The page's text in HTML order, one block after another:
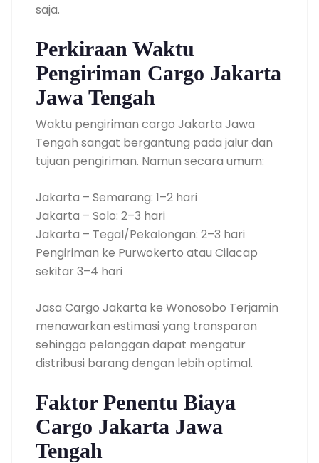
saja.
Perkiraan Waktu
Pengiriman Cargo Jakarta
Jawa Tengah
Waktu pengiriman cargo Jakarta Jawa
Tengah sangat bergantung pada jalur dan
tujuan pengiriman. Namun secara umum:
Jakarta – Semarang: 1–2 hari
Jakarta – Solo: 2–3 hari
Jakarta – Tegal/Pekalongan: 2–3 hari
Pengiriman ke Purwokerto atau Cilacap
sekitar 3–4 hari
Jasa Cargo Jakarta ke Wonosobo Terjamin
menawarkan estimasi yang transparan
sehingga pelanggan dapat mengatur
distribusi barang dengan lebih optimal.
Faktor Penentu Biaya
Cargo Jakarta Jawa
Tengah